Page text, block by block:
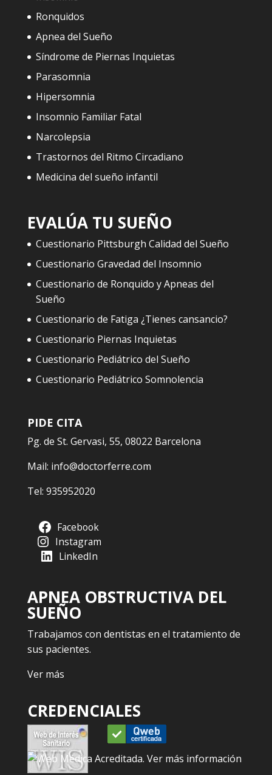
Ronquidos
Apnea del Sueño
Síndrome de Piernas Inquietas
Parasomnia
Hipersomnia
Insomnio Familiar Fatal
Narcolepsia
Trastornos del Ritmo Circadiano
Medicina del sueño infantil
EVALÚA TU SUEÑO
Cuestionario Pittsburgh Calidad del Sueño
Cuestionario Gravedad del Insomnio
Cuestionario de Ronquido y Apneas del
Sueño
Cuestionario de Fatiga ¿Tienes cansancio?
Cuestionario Piernas Inquietas
Cuestionario Pediátrico del Sueño
Cuestionario Pediátrico Somnolencia
PIDE CITA
Pg. de St. Gervasi, 55, 08022 Barcelona
Mail: info@doctorferre.com
Tel: 935952020
Facebook
Instagram
LinkedIn
APNEA OBSTRUCTIVA DEL
SUEÑO
Trabajamos con dentistas en el tratamiento de
sus pacientes.
Ver más
CREDENCIALES